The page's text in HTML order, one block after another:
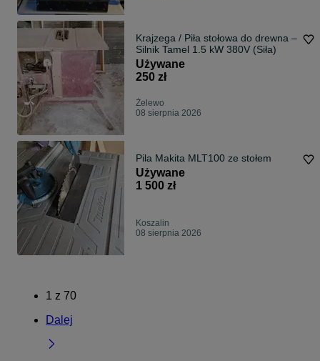
Krajzega / Piła stołowa do drewna –
Silnik Tamel 1.5 kW 380V (Siła)
Używane
250 zł
Żelewo
08 sierpnia 2026
Pila Makita MLT100 ze stołem
Używane
1 500 zł
Koszalin
08 sierpnia 2026
1 z 70
Dalej